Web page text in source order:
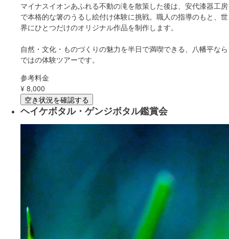
マイナスイオンあふれる不動の滝を散策した後は、安代漆器工房
で本格的な箸のうるし絵付け体験に挑戦。職人の指導のもと、世
界にひとつだけのオリジナル作品を制作します。
自然・文化・ものづくりの魅力を半日で満喫できる、八幡平なら
ではの体験ツアーです。
参考料金
¥ 8,000
空き状況を確認する
ヘイケボタル・ゲンジボタル鑑賞会